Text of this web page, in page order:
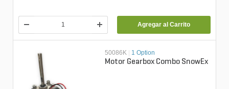
Agregar al Carrito
50086K 1 Option
Motor Gearbox Combo SnowEx